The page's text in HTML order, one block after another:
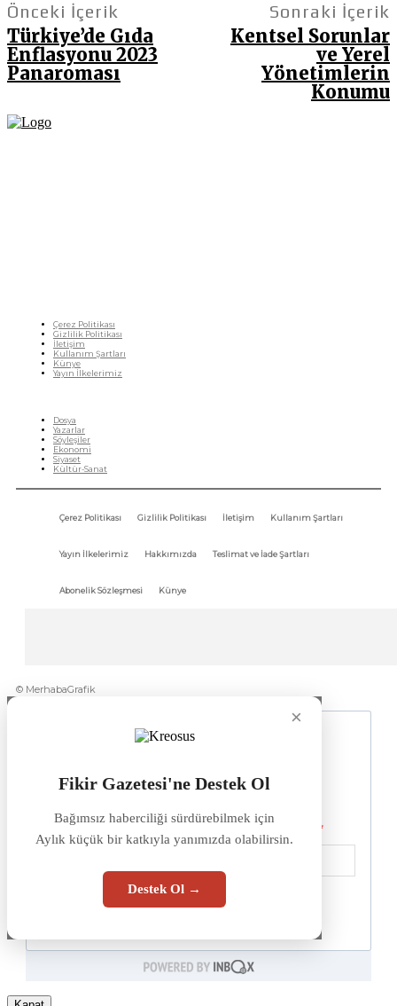
Önceki İçerik
Türkiye’de Gıda
Enflasyonu 2023
Panaroması
Sonraki İçerik
Kentsel Sorunlar
ve Yerel
Yönetimlerin
Konumu
Çerez Politikası
Gizlilik Politikası
İletişim
Kullanım Şartları
Künye
Yayın İlkelerimiz
Dosya
Yazarlar
Söyleşiler
Ekonomi
Siyaset
Kültür-Sanat
Çerez Politikası Gizlilik Politikası İletişim Kullanım Şartları
Yayın İlkelerimiz Hakkımızda Teslimat ve İade Şartları
Abonelik Sözleşmesi Künye
© MerhabaGrafik
×
Fikir Gazetesi'ne Destek Ol
Bağımsız haberciliği sürdürebilmek için
Aylık küçük bir katkıyla yanımızda olabilirsin.
Destek Ol →